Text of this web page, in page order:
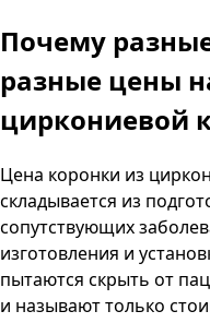
Почему
разные цены
циркониевой
Цена коронки из
складывается из
сопутствующих
изготовления и
пытаются скрыть от
и называют только